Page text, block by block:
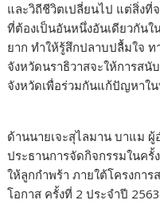
และวิถีชีวิตเปลี่ยนไป แต่สิ่งที่
ที่ต้องเป็นอันหนึ่งอันเดียวกัน
ยาก ทำให้รู้สึกปลาบปลื้มใจ ท
จังหวัดนราธิวาสจะให้การส
จังหวัดเพื่อร่วมกันแก้ปัญหาใน
ด้านนายเจะสุไลมาน บาแม ผู้
ประธานการจัดกิจกรรมในค
ให้ลูกกำพร้า ภายใต้โครงกา
โอกาส ครั้งที่ 2 ประจำปี